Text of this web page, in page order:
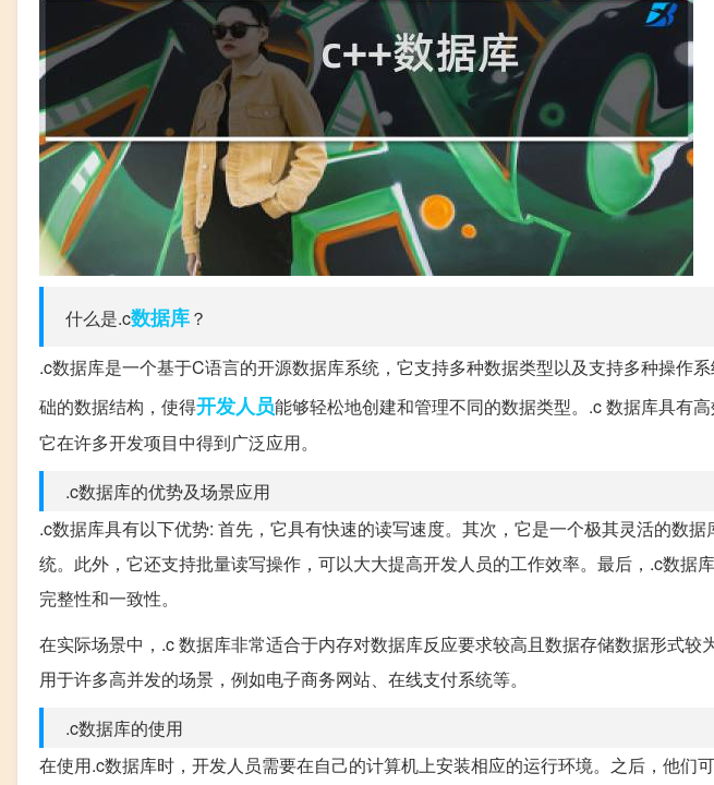
什么是.c数据库？
.c数据库是一个基于C语言的开源数据库系统，它支持多种数据类型以及支持多种操作
础的数据结构，使得开发人员能够轻松地创建和管理不同的数据类型。.c 数据库具有
它在许多开发项目中得到广泛应用。
.c数据库的优势及场景应用
.c数据库具有以下优势: 首先，它具有快速的读写速度。其次，它是一个极其灵活的数
统。此外，它还支持批量读写操作，可以大大提高开发人员的工作效率。最后，.c数据
完整性和一致性。
在实际场景中，.c 数据库非常适合于内存对数据库反应要求较高且数据存储数据形式
用于许多高并发的场景，例如电子商务网站、在线支付系统等。
.c数据库的使用
在使用.c数据库时，开发人员需要在自己的计算机上安装相应的运行环境。之后，他们